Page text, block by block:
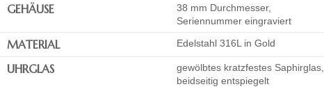
GEHÄUSE
38 mm Durchmesser,
Seriennummer eingraviert
MATERIAL Edelstahl 316L in Gold
UHRGLAS
gewölbtes kratzfestes Saphirglas,
beidseitig entspiegelt